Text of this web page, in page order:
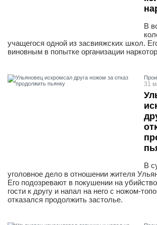
В
учащегося одной из засвияжских школ.
виновным в попытке организации
31
В
уголовное дело в отношении жителя
Его подозревают в покушении на
гости к другу и напал на него с ножом-
отказался продолжить застолье.